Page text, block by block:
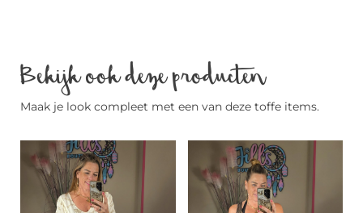
Bekijk ook deze producten
Maak je look compleet met een van deze toffe items.